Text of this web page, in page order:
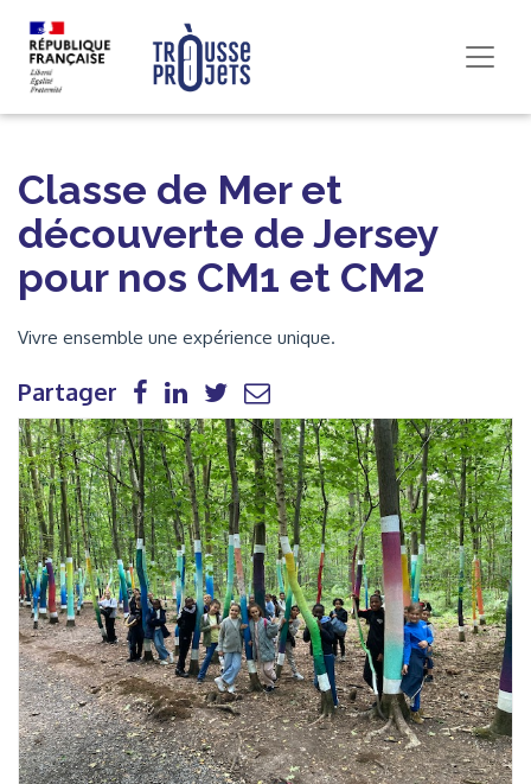
Classe de Mer et
découverte de Jersey
pour nos CM1 et CM2
Vivre ensemble une expérience unique.
Partager